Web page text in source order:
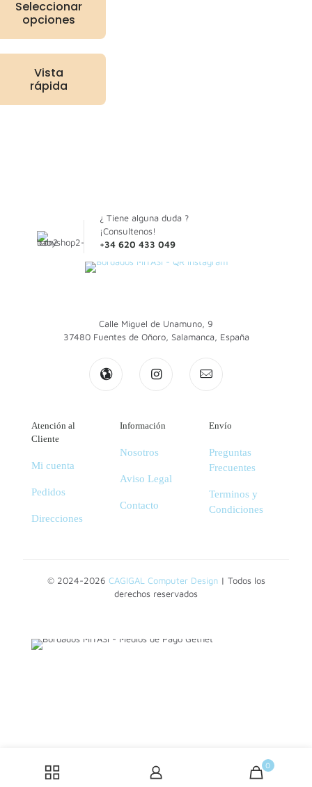
Seleccionar
opciones
Vista
rápida
+34 620 433 049
¿ Tiene alguna duda ?
¡Consultenos!
Calle Miguel de Unamuno, 9
37480 Fuentes de Oñoro, Salamanca, España
Atención al
Cliente
Mi cuenta
Pedidos
Direcciones
Información
Nosotros
Aviso Legal
Contacto
Envío
Preguntas
Frecuentes
Terminos y
Condiciones
© 2024-2026 CAGIGAL Computer Design| Todos los
derechos reservados
0